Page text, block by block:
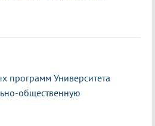
программ Университета
общественную